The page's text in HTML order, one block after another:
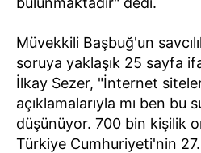
Müvekkili Başbuğ'un
soruya yaklaşık 25 sayfa
İlkay Sezer, "İnternet
açıklamalarıyla mı ben bu
düşünüyor. 700 bin kişilik
Türkiye Cumhuriyeti'nin